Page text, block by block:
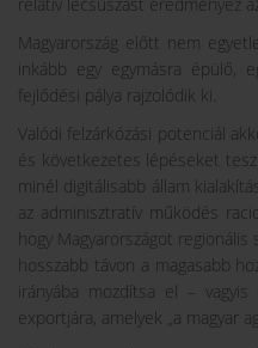
Magyarország előtt nem
inkább egy egymásra épülő,
fejlődési pálya rajzolódik ki.
Valódi felzárkózási potenciál
és következetes lépéseket
minél digitálisabb állam
az adminisztratív működés
hogy Magyarországot
hosszabb távon a magasabb
irányába mozdítsa el –
exportjára, amelyek „a magyar